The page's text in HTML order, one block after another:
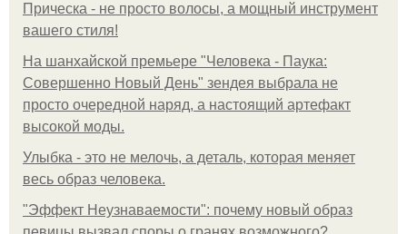
Прическа - не просто волосы, а мощный инструмент
вашего стиля!
На шанхайской премьере "Человека - Паука:
Совершенно Новый День" зендея выбрала не
просто очередной наряд, а настоящий артефакт
высокой моды.
Улыбка - это не мелочь, а деталь, которая меняет
весь образ человека.
"Эффект Неузнаваемости": почему новый образ